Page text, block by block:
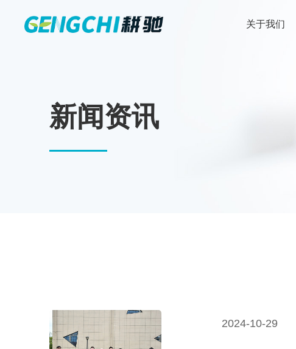
关于我们
新闻资讯
2024-10-29